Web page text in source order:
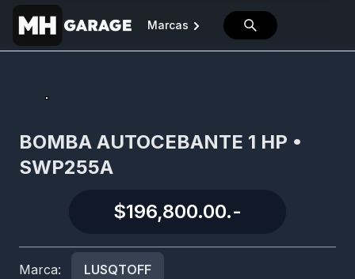
Marcas
BOMBA AUTOCEBANTE 1 HP •
SWP255A
$196,800.00.-
Marca:
LUSQTOFF